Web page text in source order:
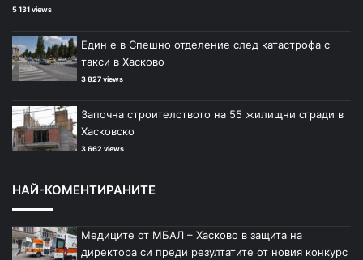
5 131 views
Един е в Спешно отделение след катастрофа с
такси в Хасково
3 827 views
Започна строителството на 55 жилищни сгради в
Хасковско
3 662 views
НАЙ-КОМЕНТИРАНИТЕ
Медиците от МБАЛ – Хасково в защита на
директора си преди резултатите от новия конкурс